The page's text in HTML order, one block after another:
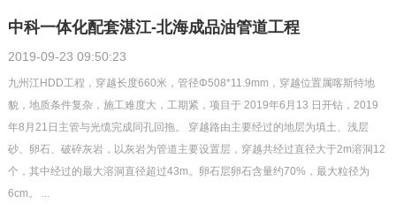
中科一体化配套湛江-北海成品油管道工程
2019-09-23 09:50:23
九州江HDD工程，穿越长度660米，管径Φ508*11.9mm，穿越位置属喀斯特地
貌，地质条件复杂，施工难度大，工期紧，项目于 2019年6月13 日开钻，2019
年8月21日主管与光缆完成同孔回拖。 穿越路由主要经过的地层为填土、浅层
砂、卵石、破碎灰岩，以灰岩为管道主要设置层，穿越共经过直径大于2m溶洞12
个，其中经过的最大溶洞直径超过43m。卵石层卵石含量约70%，最大粒径为
6cm。 ...